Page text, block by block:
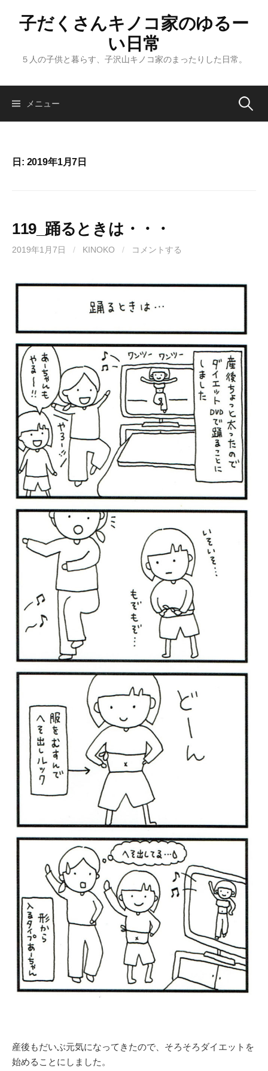
子だくさんキノコ家のゆるー
い日常
５人の子供と暮らす、子沢山キノコ家のまったりした日常。
メニュー 検
日: 2019年1月7日
119_踊るときは・・・
2019年1月7日 / KINOKO / コメントする
産後もだいぶ元気になってきたので、そろそろダイエットを
始めることにしました。